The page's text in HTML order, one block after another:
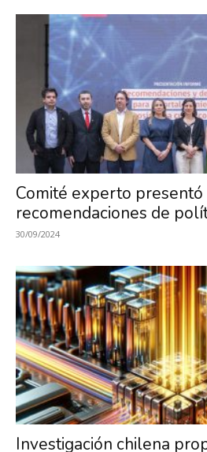
Comité experto
recomendaciones de
30/09/2024
Investigación chilena